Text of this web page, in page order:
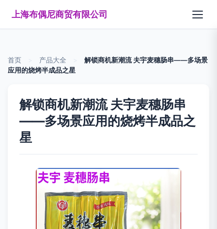
上海布偶尼商贸有限公司
首页 产品大全
解锁商机新潮流 夫宇麦穗肠串——多场景
应用的烧烤半成品之星
解锁商机新潮流 夫宇麦穗肠串
——多场景应用的烧烤半成品之
星